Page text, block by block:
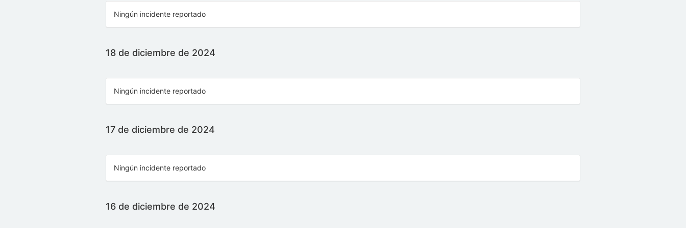
Ningún incidente reportado
18 de diciembre de 2024
Ningún incidente reportado
17 de diciembre de 2024
Ningún incidente reportado
16 de diciembre de 2024